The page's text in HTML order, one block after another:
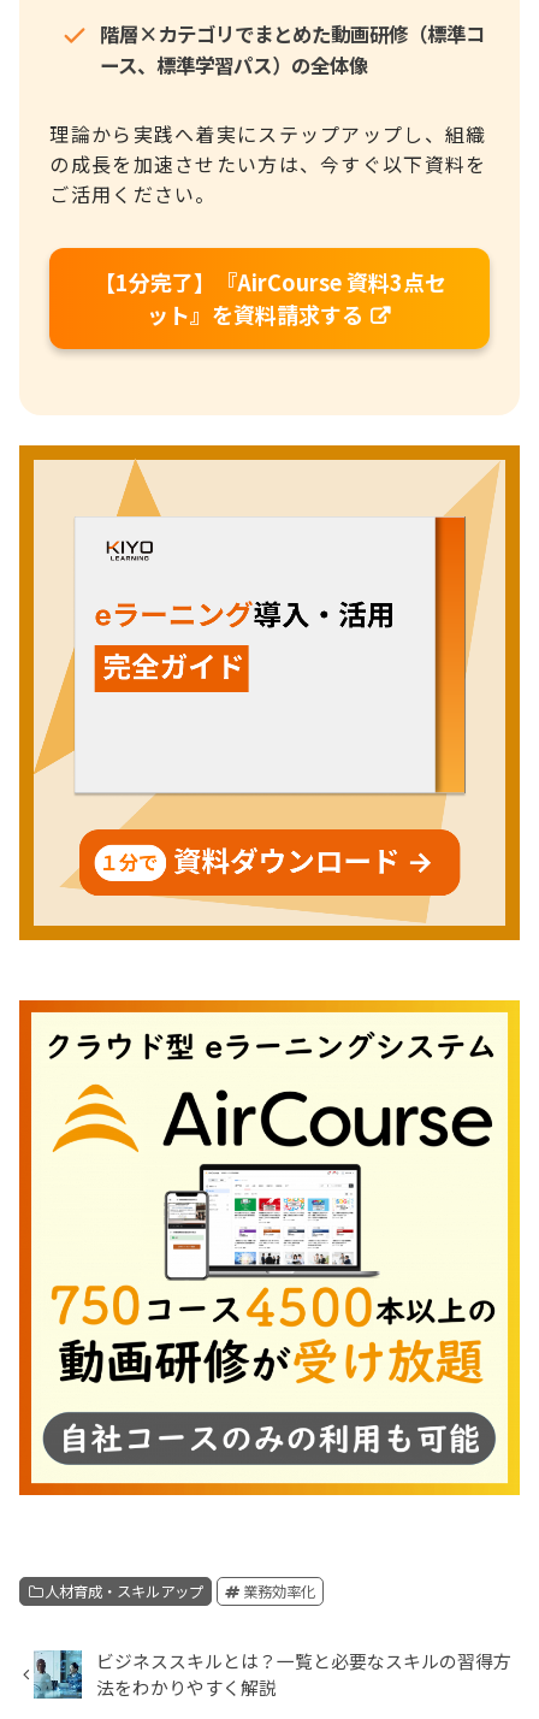
階層×カテゴリでまとめた動画研修（標準コ
ース、標準学習パス）の全体像
理論から実践へ着実にステップアップし、組織
の成長を加速させたい方は、今すぐ以下資料を
ご活用ください。
【1分完了】『AirCourse 資料3点セ
ット』を資料請求する
人材育成・スキルアップ 業務効率化
ビジネススキルとは？一覧と必要なスキルの習得方
法をわかりやすく解説